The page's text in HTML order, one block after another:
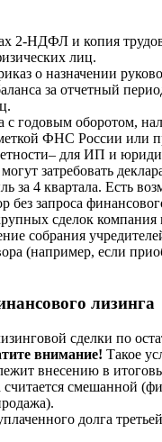
2-НДФЛ и копия
лиц.
о назначении
за отчетный
с годовым оборотом,
ФНС России или
для ИП и
затребовать
за 4 квартала. Есть
без запроса
сделок компания
собрания
(например, если
лизинга
сделки по
внимание! Такое
внесению в
смешанной
долга